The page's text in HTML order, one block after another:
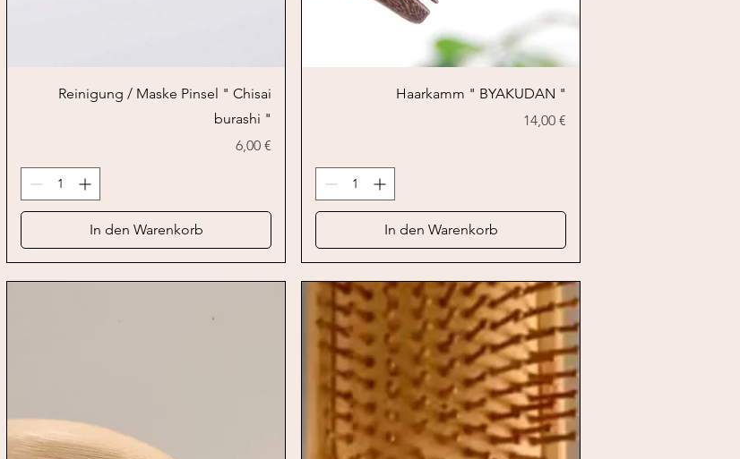
Schnellansicht
Reinigung / Maske Pinsel " Chisai
burashi "
Preis
6,00 €
In den Warenkorb
Schnellansicht
Haarkamm " BYAKUDAN "
Preis
14,00 €
In den Warenkorb